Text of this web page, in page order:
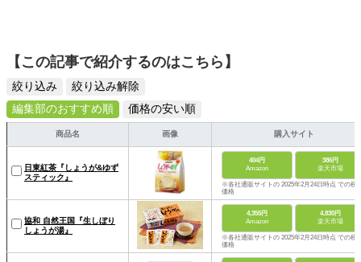
【この記事で紹介するのはこちら】
絞り込み
絞り込み解除
編集部のおすすめ順
価格の安い順
商品名 画像 購入サイト
日東紅茶『しょうが&ゆず
スティック』
404円
Amazon
386円
楽天市場
※各社通販サイトの 2025年2月24日時点 での税
価格
協和 自然王国『生しぼり
しょうが湯』
4,355円
Amazon
4,830円
楽天市場
※各社通販サイトの 2025年2月24日時点 での税
価格